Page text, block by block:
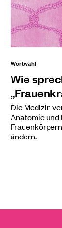
Wortwahl
Wie
Die Medizin
Anatomie und
ändern.